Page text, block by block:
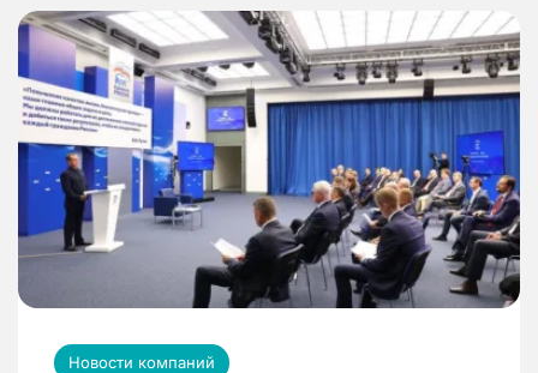
Новости компаний